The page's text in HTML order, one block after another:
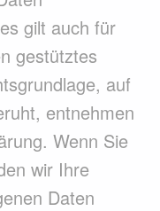
gilt auch für
gestütztes
auf
entnehmen
Wenn Sie
wir Ihre
Daten